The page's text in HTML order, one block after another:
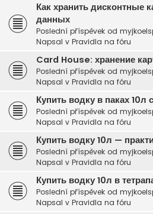
Как хранить дисконтные
данных
Poslední příspěvek od
Napsal v Pravidla na fóru
Card House: хранение
Poslední příspěvek od
Napsal v Pravidla na fóru
Купить водку в паках 10л
Poslední příspěvek od
Napsal v Pravidla na fóru
Купить водку 10л —
Poslední příspěvek od
Napsal v Pravidla na fóru
Купить водку 10л в
Poslední příspěvek od
Napsal v Pravidla na fóru